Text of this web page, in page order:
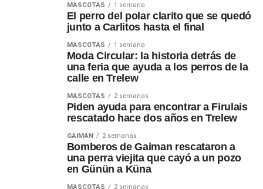
MASCOTAS 1 semana
El perro del polar clarito que se quedó
junto a Carlitos hasta el final
MASCOTAS 1 semana
Moda Circular: la historia detrás de
una feria que ayuda a los perros de la
calle en Trelew
MASCOTAS 2 semanas
Piden ayuda para encontrar a Firulais
rescatado hace dos años en Trelew
GAIMAN 2 semanas
Bomberos de Gaiman rescataron a
una perra viejita que cayó a un pozo
en Günün a Küna
MASCOTAS 2 semanas